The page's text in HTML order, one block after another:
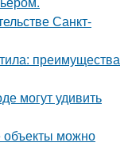
Санкт-
преимущества
могут удивить
объекты можно